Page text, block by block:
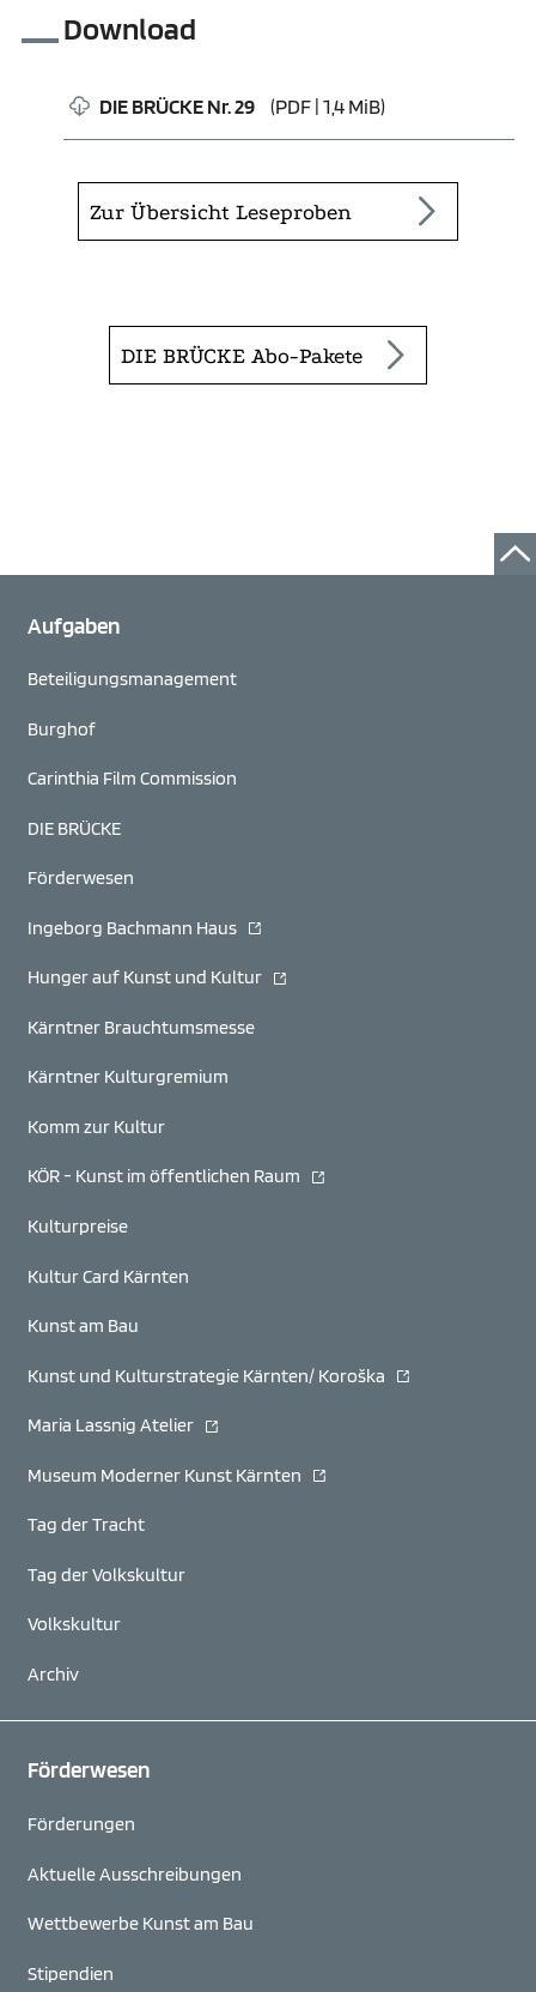
Download
DIE BRÜCKE Nr. 29 (PDF | 1,4 MiB)
Zur Übersicht Leseproben
DIE BRÜCKE Abo-Pakete
Aufgaben
Beteiligungs­management
Burghof
Carinthia Film Commission
DIE BRÜCKE
Förderwesen
Ingeborg Bachmann Haus (öffnet in neuem Fenster)
Hunger auf Kunst und Kultur (öffnet in neuem Fenster)
Kärntner Brauchtumsmesse
Kärntner Kulturgremium
Komm zur Kultur
KÖR - Kunst im öffentlichen Raum (öffnet in neuem Fenster)
Kulturpreise
Kultur Card Kärnten
Kunst am Bau
Kunst und Kulturstrategie Kärnten/ Koroška (öffnet in neuem
Maria Lassnig Atelier (öffnet in neuem Fenster)
Museum Moderner Kunst Kärnten (öffnet in neuem Fenster)
Tag der Tracht
Tag der Volkskultur
Volkskultur
Archiv
Förderwesen
Förderungen
Aktuelle Ausschreibungen
Wettbewerbe Kunst am Bau
Stipendien